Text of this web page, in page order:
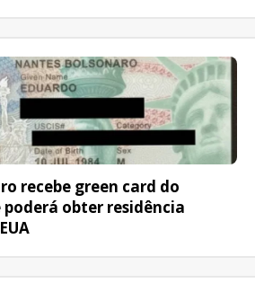
recebe green card do
obter residência